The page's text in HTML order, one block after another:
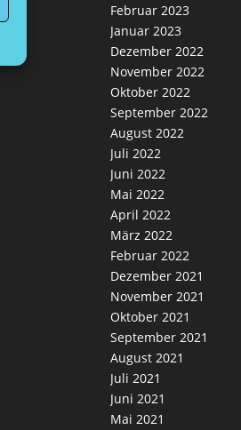
Februar 2023
Januar 2023
Dezember 2022
November 2022
Oktober 2022
September 2022
August 2022
Juli 2022
Juni 2022
Mai 2022
April 2022
März 2022
Februar 2022
Dezember 2021
November 2021
Oktober 2021
September 2021
August 2021
Juli 2021
Juni 2021
Mai 2021